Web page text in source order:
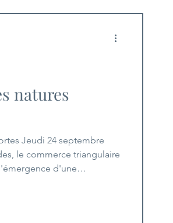
natures
Jeudi 24 septembre
le commerce triangulaire